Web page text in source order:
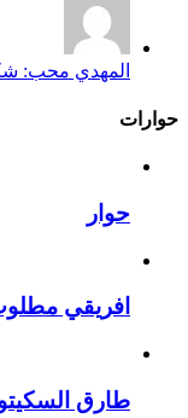
المهدي محب:
حوارات
حوار
افريقي
طارق